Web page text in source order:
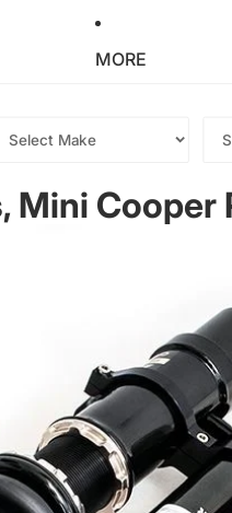
MORE
Mini